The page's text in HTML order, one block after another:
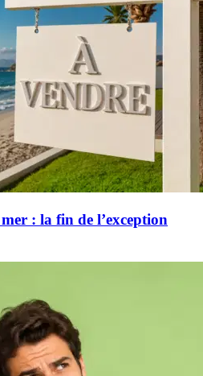
: la fin de l’exception